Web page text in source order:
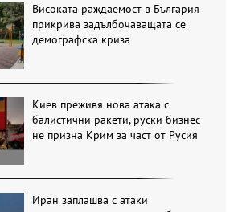
Високата раждаемост в България
прикрива задълбочаващата се
демографска криза
Киев преживя нова атака с
балистични ракети, руски бизнес
не призна Крим за част от Русия
Иран заплашва с атаки